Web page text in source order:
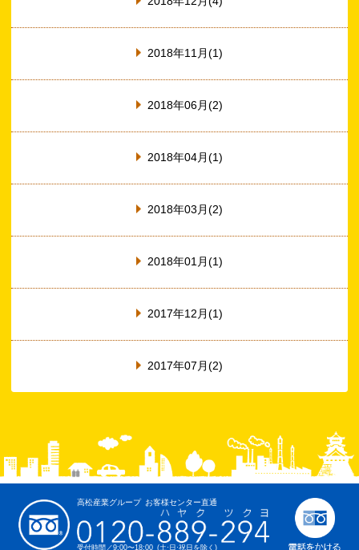
2018年11月(1)
2018年06月(2)
2018年04月(1)
2018年03月(2)
2018年01月(1)
2017年12月(1)
2017年07月(2)
高松産業グループ お客様センター直通
受付時間／9:00〜18:00 (土·日·祝日を除く)